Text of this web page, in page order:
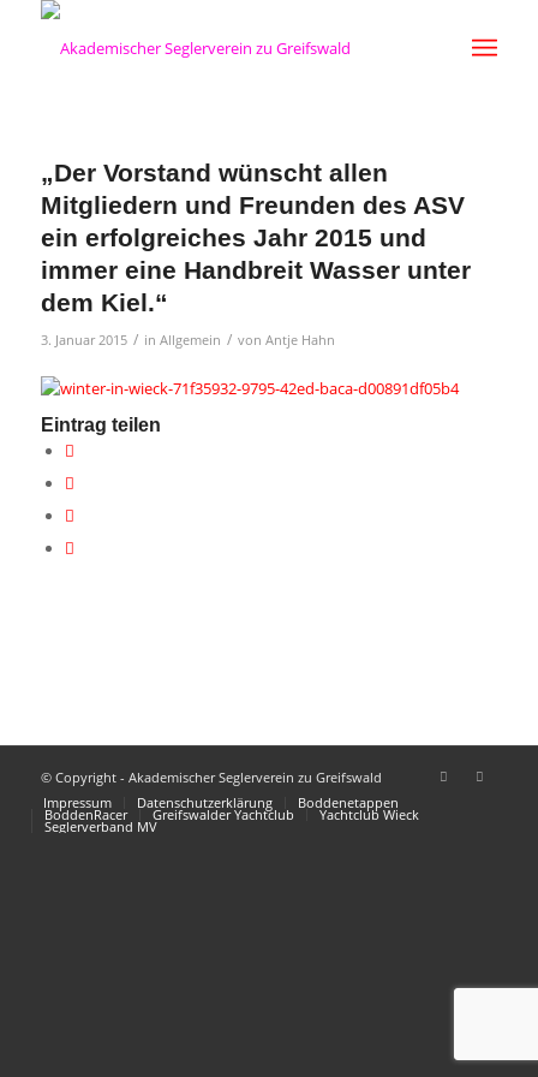
„Der Vorstand wünscht allen
Mitgliedern und Freunden des ASV
ein erfolgreiches Jahr 2015 und
immer eine Handbreit Wasser unter
dem Kiel.“
3. Januar 2015 / in Allgemein / von Antje Hahn
Eintrag teilen
© Copyright - Akademischer Seglerverein zu Greifswald
Impressum
Datenschutzerklärung Boddenetappen
BoddenRacer Greifswalder Yachtclub Yachtclub Wieck
Seglerverband MV